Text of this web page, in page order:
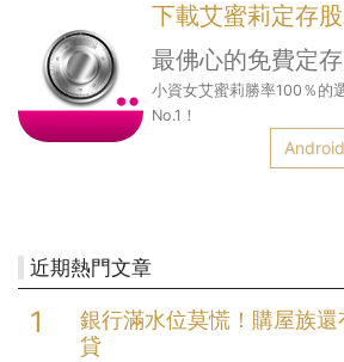
下載艾蜜莉定存
最佛心的免費定
小資女艾蜜莉勝率100％的
No.1！
近期熱門文章
銀行滿水位莫慌！購屋族
貸